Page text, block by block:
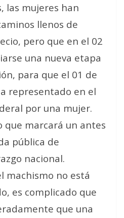
las mujeres han
llenos de
pero que en el 02
una nueva etapa
para que el 01 de
representado en el
por una mujer.
que marcará un antes
pública de
nacional.
machismo no está
es complicado que
que una